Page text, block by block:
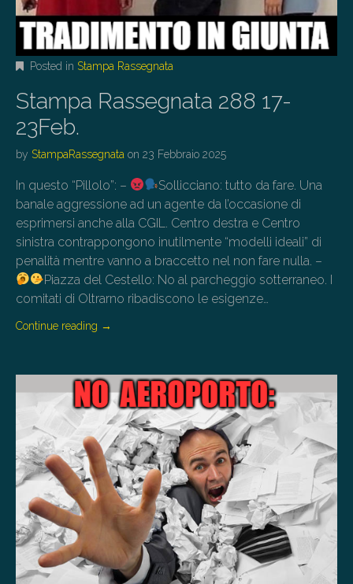
Posted in Stampa Rassegnata
Stampa Rassegnata 288 17-
23Feb.
by StampaRassegnata on 23 Febbraio 2025
In questo “Pillolo”: –
Sollicciano: tutto da fare. Una
banale aggressione ad un agente da l’occasione di
esprimersi anche alla CGIL. Centro destra e Centro
sinistra contrappongono inutilmente “modelli ideali” di
penalità mentre vanno a braccetto nel non fare nulla. –
Piazza del Cestello: No al parcheggio sotterraneo. I
comitati di Oltrarno ribadiscono le esigenze…
Continue reading →